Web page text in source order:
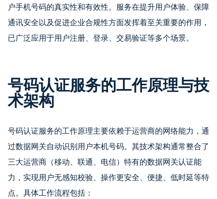
户手机号码的真实性和有效性。服务在提升用户体验、保障
通讯安全以及促进企业合规性方面发挥着至关重要的作用，
已广泛应用于用户注册、登录、交易验证等多个场景。
号码认证服务的工作原理与技
术架构
号码认证服务的工作原理主要依赖于运营商的网络能力，通
过数据网关自动识别用户本机号码。其技术架构通常整合了
三大运营商（移动、联通、电信）特有的数据网关认证能
力，实现用户无感知校验、操作更安全、便捷、低时延等特
点。具体工作流程包括：